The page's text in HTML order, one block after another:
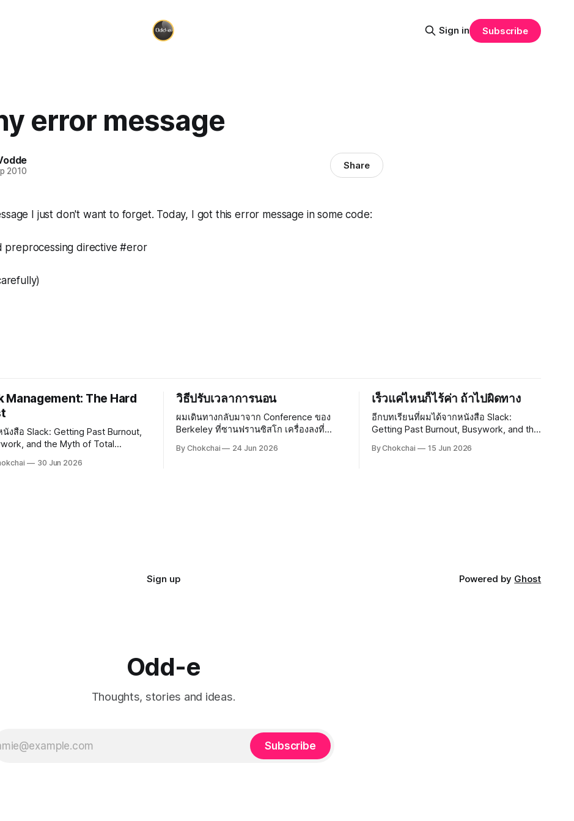
Sign in Subscribe
error message
2010 Share
I just don't want to forget. Today, I got this error message in some code:
preprocessing directive #eror
Management: The Hard
งสือ Slack: Getting Past Burnout,
and the Myth of Total
การจัดการความเสี่ยงกับผม ทอมสอน
30 Jun 2026
วิธีปรับเวลาการนอน
ผมเดินทางกลับมาจาก Conference ของ
Berkeley ที่ซานฟรานซิสโก เครื่องลงที่
จะถึงบ้านก็เกือบเที่ยงคืน ยังดีที่ขากลับไม่
By Chokchai 24 Jun 2026
เร็วแค่ไหนก็ไร้ค่า ถ้าไปผิดทาง
อีกบทเรียนที่ผมได้จากหนังสือ Slack:
Getting Past Burnout, Busywork, and the
DeMarco คือ ทำไมองค์กรใหญ่ ๆ ถึงยึดมั่น
By Chokchai 15 Jun 2026
Sign up Powered by Ghost
Odd-e
Thoughts, stories and ideas.
Subscribe